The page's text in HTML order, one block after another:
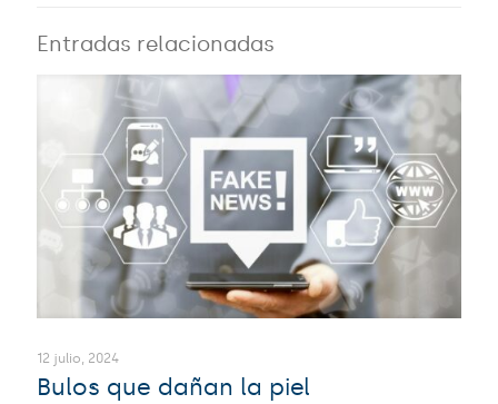
Entradas relacionadas
12 julio, 2024
Bulos que dañan la piel